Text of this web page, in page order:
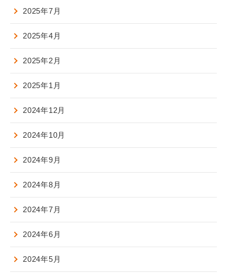
2025年7月
2025年4月
2025年2月
2025年1月
2024年12月
2024年10月
2024年9月
2024年8月
2024年7月
2024年6月
2024年5月